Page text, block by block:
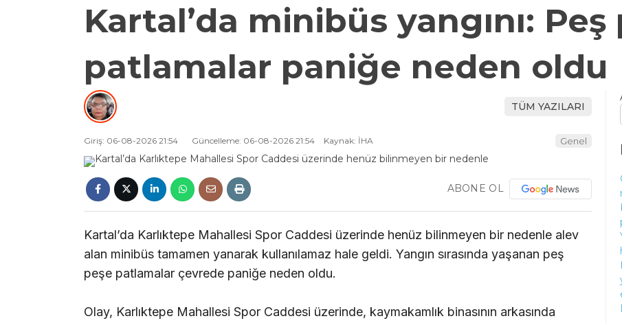
Kartal’da minibüs yangını: Peş
patlamalar paniğe neden oldu
TÜM YAZILARI
Giriş: 06-08-2026 21:54 Güncelleme: 06-08-2026 21:54 Kaynak: İHA Genel
ABONE OL
Kartal’da Karlıktepe Mahallesi Spor Caddesi üzerinde henüz bilinmeyen bir nedenle alev
alan minibüs tamamen yanarak kullanılamaz hale geldi. Yangın sırasında yaşanan peş
peşe patlamalar çevrede paniğe neden oldu.
Olay, Karlıktepe Mahallesi Spor Caddesi üzerinde, kaymakamlık binasının arkasında